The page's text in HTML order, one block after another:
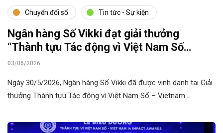
Chuyển đổi số Tin tức - Sự kiện
Ngân hàng Số Vikki đạt giải thưởng
“Thành tựu Tác động vì Việt Nam Số
2026”
03/06/2026
Ngày 30/5/2026, Ngân hàng Số Vikki đã được vinh danh tại Giải
thưởng Thành tựu Tác động vì Việt Nam Số – Vietnam…